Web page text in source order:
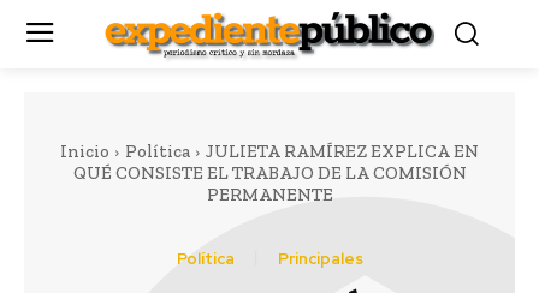
Inicio Política
JULIETA RAMÍREZ EXPLICA EN
QUÉ CONSISTE EL TRABAJO DE LA COMISIÓN
PERMANENTE
Política Principales